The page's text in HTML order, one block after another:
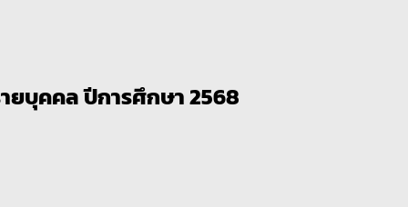
บุคคล ปีการศึกษา 2568